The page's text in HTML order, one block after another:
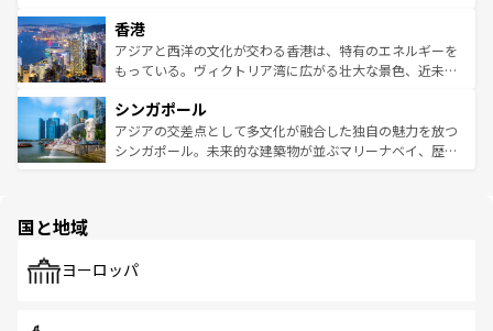
とつ。フォーやバインミー、ベトナムコーヒーなどは、ぜ
ひ現地で味わいたい。どの地域を訪れてもあたたかい人々
が旅行者を迎えてくれるので、きっと忘れられない旅にな
参照してほしい。
の活気が交差している。北部ではチェンマイなどの山岳地
帯で自然と触れ合い、南部ではプーケットやクラビの美し
いビーチでリゾート気分を楽しむことができる。タイ料理
激する。気候は一年中温暖で、どの季節にも異なる楽しみ
が待っている。親しみやすいタイの人々、仏教を中心とし
た文化、そして多様な観光資源が、訪れる旅人を魅了し続
香港
アジアと西洋の文化が交わる香港は、特有のエネルギーを
もっている。ヴィクトリア湾に広がる壮大な景色、近未来
み、どこを訪れても感動するはず。観光スポットが密集し
ており、効率よく見どころを回れるのも魅力。息をのむよ
うな絶景から文化的な体験まで、香港を存分に楽しみ尽く
シンガポール
アジアの交差点として多文化が融合した独自の魅力を放つ
シンガポール。未来的な建築物が並ぶマリーナベイ、歴史
で、ホーカーズは地元の風情を楽しめる外せないスポット
国と地域
ヨーロッパ